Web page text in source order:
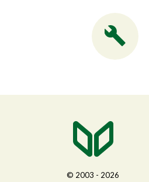
© 2003 - 2026